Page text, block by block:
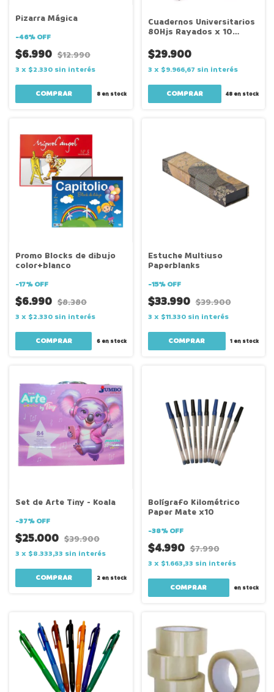
Pizarra Mágica
-46%OFF
$6.990 $12.990
3 x $2.330 sin interés
COMPRAR 8en stock
Cuadernos Universitarios
80Hjs Rayados x 10
$29.900
3 x $9.966,67 sin interés
48 en stock
Promo Blocks de dibujo
color+blanco
-17%OFF
$6.990 $8.380
3 x $2.330 sin interés
6en stock
Estuche Multiuso
Paperblanks
-15%OFF
$33.990 $39.900
3 x $11.330 sin interés
1 en stock
Set de Arte Tiny - Koala
-37%OFF
$25.000 $39.900
3 x $8.333,33 sin interés
2en stock
Bolígrafo Kilométrico
Paper Mate x10
-38%OFF
$4.990 $7.990
3 x $1.663,33 sin interés
en stock